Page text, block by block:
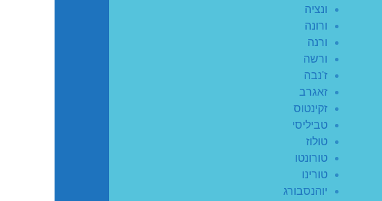
ונציה
ורונה
ורנה
ורשה
ז'נבה
זאגרב
זקינטוס
טביליסי
טולוז
טורונטו
טורינו
יוהנסבורג